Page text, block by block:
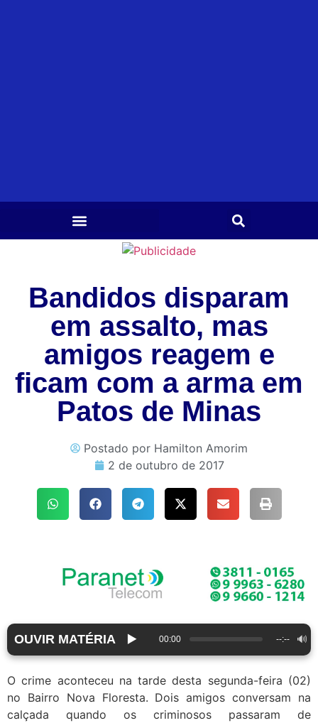
Bandidos disparam
em assalto, mas
amigos reagem e
ficam com a arma em
Patos de Minas
Postado por Hamilton Amorim
2 de outubro de 2017
OUVIR MATÉRIA ▶️ 00:00 --:-- 🔊
O crime aconteceu na tarde desta segunda-feira (02)
no Bairro Nova Floresta. Dois amigos conversam na
calçada quando os criminosos passaram de